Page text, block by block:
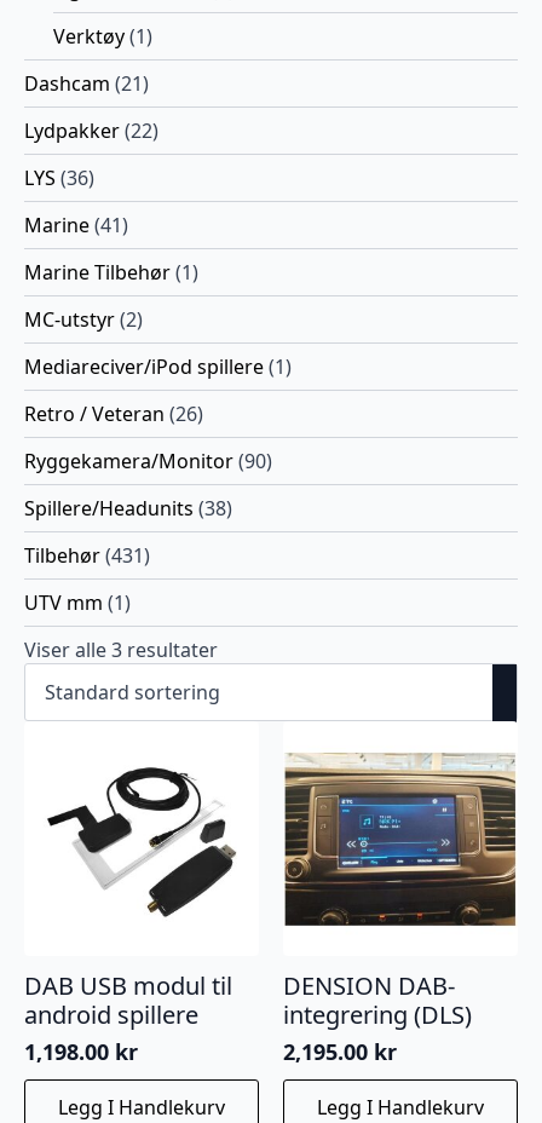
Verktøy(1)
Dashcam (21)
Lydpakker(22)
LYS (36)
Marine(41)
Marine Tilbehør(1)
MC-utstyr(2)
Mediareciver/iPod spillere(1)
Retro / Veteran (26)
Ryggekamera/Monitor(90)
Spillere/Headunits (38)
Tilbehør(431)
UTV mm (1)
Viser alle 3 resultater
DAB USB modul til
android spillere
1,198.00 kr
Legg I Handlekurv
DENSION DAB-
integrering (DLS)
2,195.00 kr
Legg I Handlekurv